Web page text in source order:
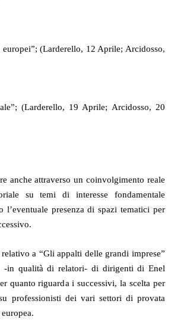
(Larderello, 12 Aprile; Arcidosso,
(Larderello, 19 Aprile; Arcidosso, 20
anche attraverso un coinvolgimento reale
su temi di interesse fondamentale
l’eventuale presenza di spazi tematici per
a “Gli appalti delle grandi imprese”
-in qualità di relatori- di dirigenti di Enel
quanto riguarda i successivi, la scelta per
professionisti dei vari settori di provata